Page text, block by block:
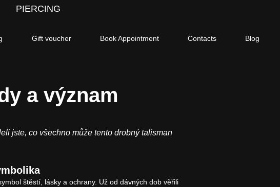
PIERCING
Gift voucher Book Appointment Contacts Blog
a význam
jste, co všechno může tento drobný talisman
štěstí, lásky a ochrany. Už od dávných dob věřili